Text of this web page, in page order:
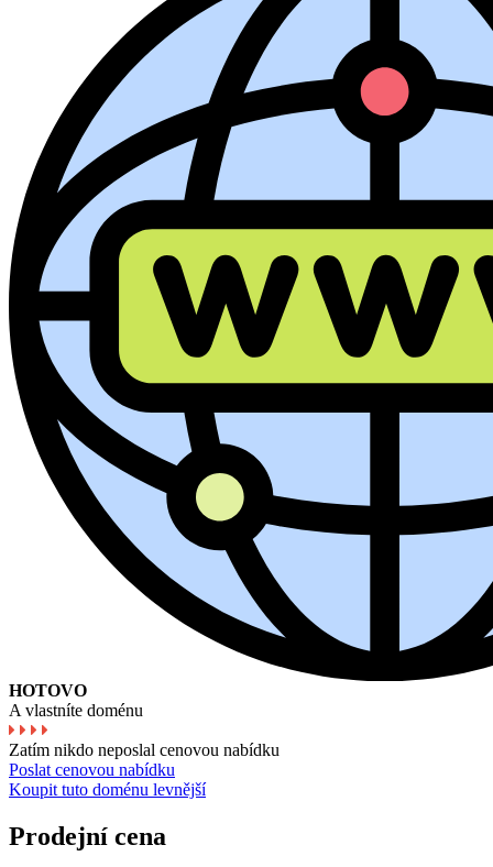
HOTOVO
A vlastníte doménu
Zatím nikdo neposlal cenovou nabídku
Poslat cenovou nabídku
Koupit tuto doménu levnější
Prodejní cena